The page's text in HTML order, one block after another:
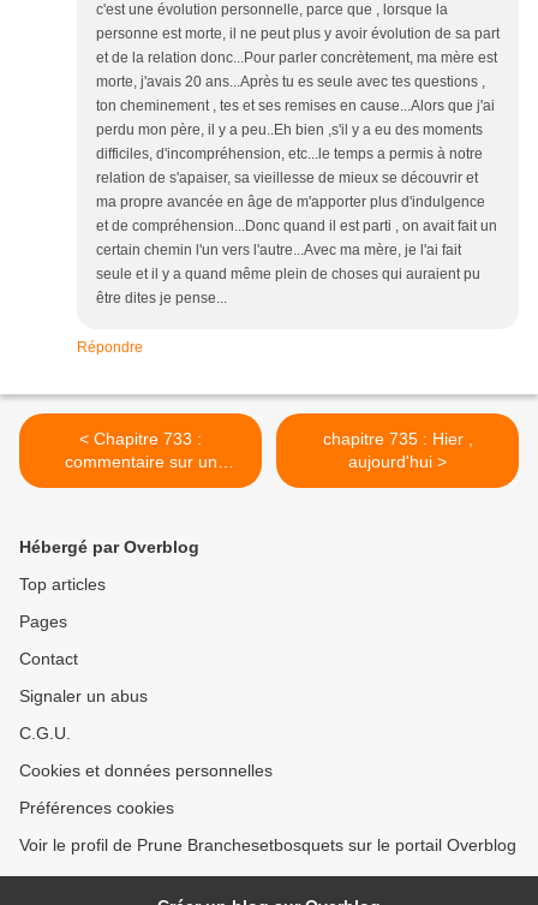
c'est une évolution personnelle, parce que , lorsque la
personne est morte, il ne peut plus y avoir évolution de sa part
et de la relation donc...Pour parler concrètement, ma mère est
morte, j'avais 20 ans...Après tu es seule avec tes questions ,
ton cheminement , tes et ses remises en cause...Alors que j'ai
perdu mon père, il y a peu..Eh bien ,s'il y a eu des moments
difficiles, d'incompréhension, etc...le temps a permis à notre
relation de s'apaiser, sa vieillesse de mieux se découvrir et
ma propre avancée en âge de m'apporter plus d'indulgence
et de compréhension...Donc quand il est parti , on avait fait un
certain chemin l'un vers l'autre...Avec ma mère, je l'ai fait
seule et il y a quand même plein de choses qui auraient pu
être dites je pense...
Répondre
< Chapitre 733 :
commentaire sur un
commentaire d'Hélène ; la
chapitre 735 : Hier ,
aujourd'hui >
Hébergé par Overblog
Top articles
Pages
Contact
Signaler un abus
C.G.U.
Cookies et données personnelles
Préférences cookies
Voir le profil de Prune Branchesetbosquets sur le portail Overblog